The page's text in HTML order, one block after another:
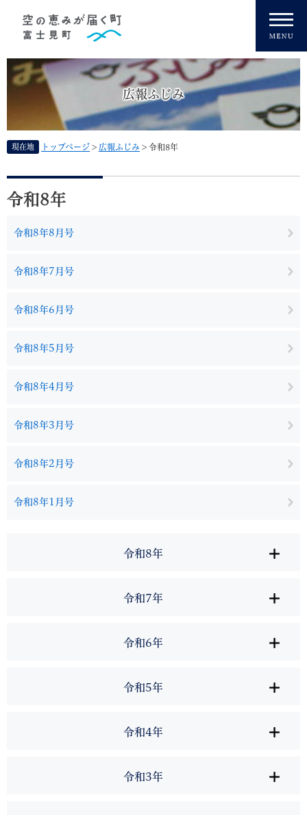
広報ふじみ
現在地 トップページ > 広報ふじみ > 令和8年
本
文
令和8年
令和8年8月号
令和8年7月号
令和8年6月号
令和8年5月号
令和8年4月号
令和8年3月号
令和8年2月号
令和8年1月号
令和8年
令和7年
令和6年
令和5年
令和4年
令和3年